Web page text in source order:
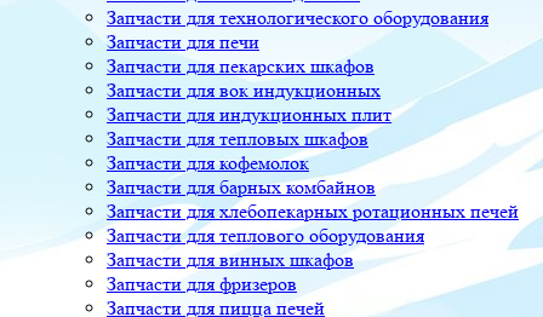
Запчасти для технологического оборудования
Запчасти для печи
Запчасти для пекарских шкафов
Запчасти для вок индукционных
Запчасти для индукционных плит
Запчасти для тепловых шкафов
Запчасти для кофемолок
Запчасти для барных комбайнов
Запчасти для хлебопекарных ротационных печей
Запчасти для теплового оборудования
Запчасти для винных шкафов
Запчасти для фризеров
Запчасти для пицца печей